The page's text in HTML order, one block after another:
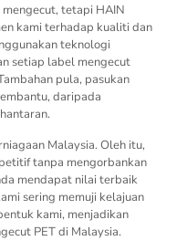
tetapi HAIN
kami terhadap kualiti dan
teknologi
setiap label mengecut
pula, pasukan
daripada
Malaysia. Oleh itu,
tanpa mengorbankan
mendapat nilai terbaik
sering memuji kelajuan
kami, menjadikan
PET di Malaysia.